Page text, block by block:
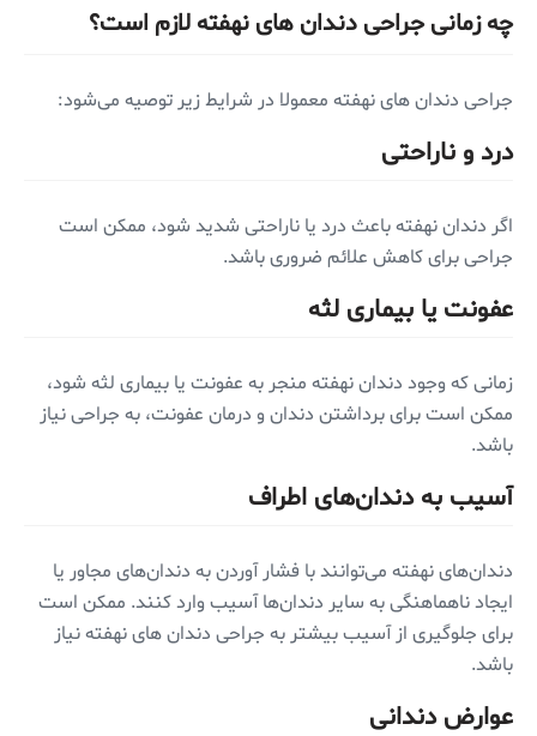
چه زمانی جراحی دندان های نهفته لازم است؟
جراحی دندان های نهفته معمولا در شرایط زیر توصیه می‌شود:
درد و ناراحتی
اگر دندان نهفته باعث درد یا ناراحتی شدید شود، ممکن است
جراحی برای کاهش علائم ضروری باشد.
عفونت یا بیماری لثه
زمانی که وجود دندان نهفته منجر به عفونت یا بیماری لثه شود،
ممکن است برای برداشتن دندان و درمان عفونت، به جراحی نیاز
باشد.
آسیب به دندان‌های اطراف
دندان‌های نهفته می‌توانند با فشار آوردن به دندان‌های مجاور یا
ایجاد ناهماهنگی به سایر دندان‌ها آسیب وارد کنند. ممکن است
برای جلوگیری از آسیب بیشتر به جراحی دندان های نهفته نیاز
باشد.
عوارض دندانی